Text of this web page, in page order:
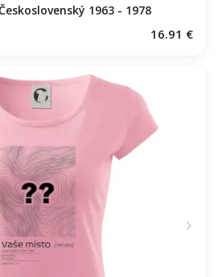
1963 - 1978